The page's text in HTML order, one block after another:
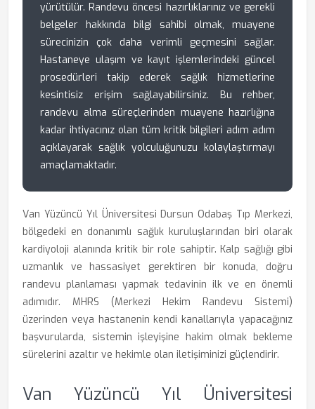
yürütülür. Randevu öncesi hazırlıklarınız ve gerekli
belgeler hakkında bilgi sahibi olmak, muayene
sürecinizin çok daha verimli geçmesini sağlar.
Hastaneye ulaşım ve kayıt işlemlerindeki güncel
prosedürleri takip ederek sağlık hizmetlerine
kesintisiz erişim sağlayabilirsiniz. Bu rehber,
randevu alma süreçlerinden muayene hazırlığına
kadar ihtiyacınız olan tüm kritik bilgileri adım adım
açıklayarak sağlık yolculuğunuzu kolaylaştırmayı
amaçlamaktadır.
Van Yüzüncü Yıl Üniversitesi Dursun Odabaş Tıp Merkezi,
bölgedeki en donanımlı sağlık kuruluşlarından biri olarak
kardiyoloji alanında kritik bir role sahiptir. Kalp sağlığı gibi
uzmanlık ve hassasiyet gerektiren bir konuda, doğru
randevu planlaması yapmak tedavinin ilk ve en önemli
adımıdır. MHRS (Merkezi Hekim Randevu Sistemi)
üzerinden veya hastanenin kendi kanallarıyla yapacağınız
başvurularda, sistemin işleyişine hakim olmak bekleme
sürelerini azaltır ve hekimle olan iletişiminizi güçlendirir.
Van Yüzüncü Yıl Üniversitesi